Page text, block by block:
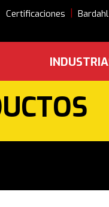
Certificaciones |